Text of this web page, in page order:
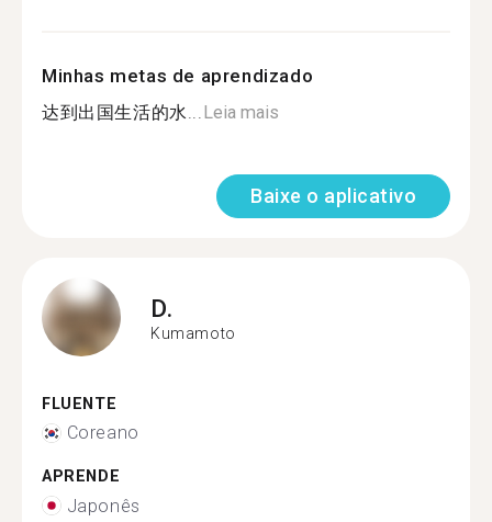
Minhas metas de aprendizado
达到出国生活的水... Leia mais
Baixe o aplicativo
D.
Kumamoto
FLUENTE
Coreano
APRENDE
Japonês